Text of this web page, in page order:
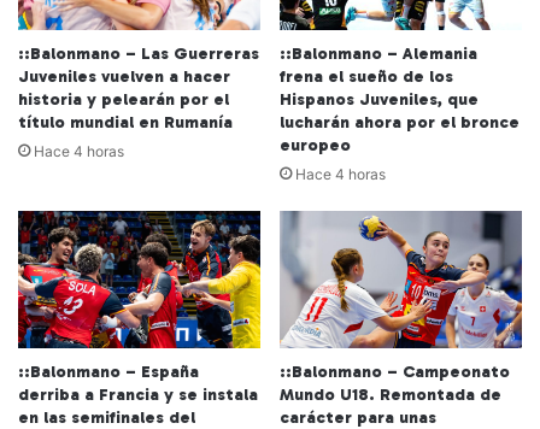
::Balonmano – Las Guerreras
Juveniles vuelven a hacer
historia y pelearán por el
título mundial en Rumanía
Hace 4 horas
::Balonmano – Alemania
frena el sueño de los
Hispanos Juveniles, que
lucharán ahora por el bronce
europeo
Hace 4 horas
::Balonmano – España
derriba a Francia y se instala
en las semifinales del
::Balonmano – Campeonato
Mundo U18. Remontada de
carácter para unas